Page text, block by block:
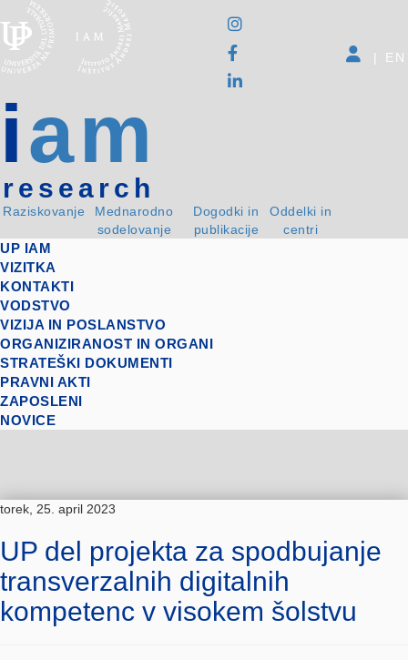
iam
research
Raziskovanje
Mednarodno
sodelovanje
Dogodki in
publikacije
Oddelki in
centri
| EN
UP IAM
VIZITKA
KONTAKTI
VODSTVO
VIZIJA IN POSLANSTVO
ORGANIZIRANOST IN ORGANI
STRATEŠKI DOKUMENTI
PRAVNI AKTI
ZAPOSLENI
NOVICE
torek, 25. april 2023
UP del projekta za spodbujanje
transverzalnih digitalnih
kompetenc v visokem šolstvu